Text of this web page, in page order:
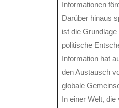
Informationen
Darüber hinaus
ist die
politische
Information hat
den Austausch
globale
In einer Welt,